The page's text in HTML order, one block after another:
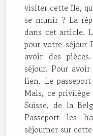
visiter cette île,
se munir ? La
dans cet article.
pour votre séjour
avoir des
séjour. Pour
lien. Le
Mais, ce
Suisse, de la
Passeport les
séjourner sur